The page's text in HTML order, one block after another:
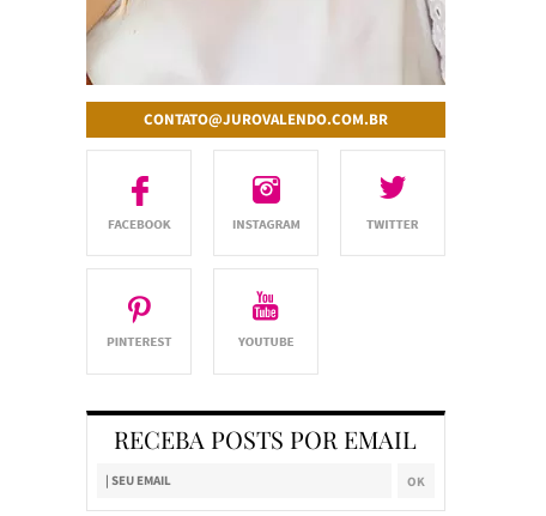
CONTATO@JUROVALENDO.COM.BR
RECEBA POSTS POR EMAIL